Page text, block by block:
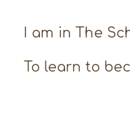
I am in The
To learn to